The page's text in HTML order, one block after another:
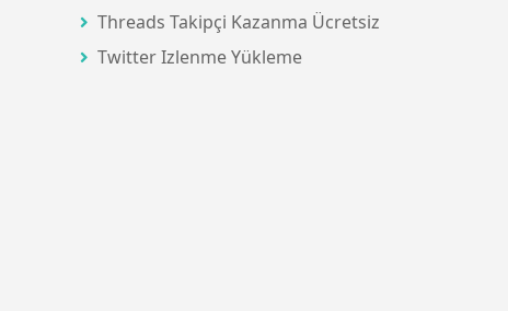
Threads Takipçi Kazanma Ücretsiz
Twitter Izlenme Yükleme